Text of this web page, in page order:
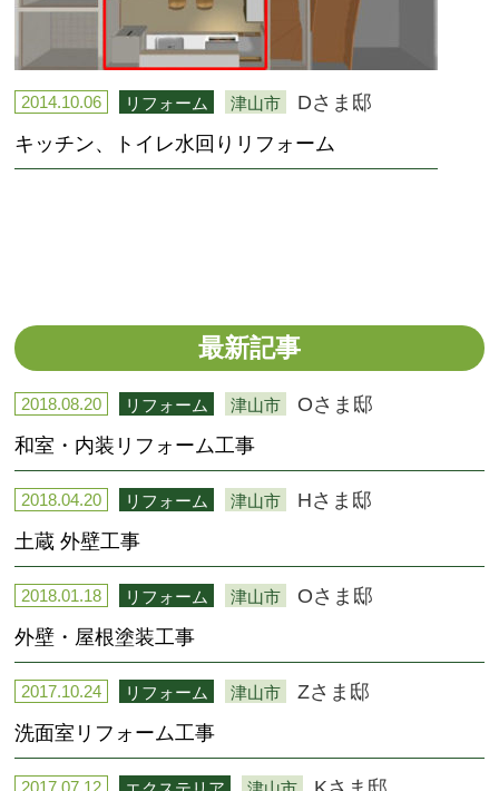
2014.10.06 リフォーム 津山市
Dさま邸
キッチン、トイレ水回りリフォーム
最新記事
2018.08.20 リフォーム 津山市
Oさま邸
和室・内装リフォーム工事
2018.04.20 リフォーム 津山市
Hさま邸
土蔵 外壁工事
2018.01.18 リフォーム 津山市
Oさま邸
外壁・屋根塗装工事
2017.10.24 リフォーム 津山市
Zさま邸
洗面室リフォーム工事
2017.07.12